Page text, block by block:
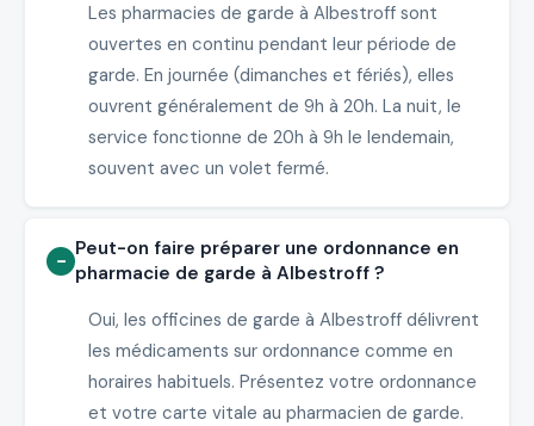
Les pharmacies de garde à Albestroff sont
ouvertes en continu pendant leur période de
garde. En journée (dimanches et fériés), elles
ouvrent généralement de 9h à 20h. La nuit, le
service fonctionne de 20h à 9h le lendemain,
souvent avec un volet fermé.
Peut-on faire préparer une ordonnance en
pharmacie de garde à Albestroff ?
Oui, les officines de garde à Albestroff délivrent
les médicaments sur ordonnance comme en
horaires habituels. Présentez votre ordonnance
et votre carte vitale au pharmacien de garde.